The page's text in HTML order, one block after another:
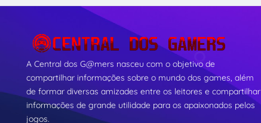
A Central dos G@mers nasceu com o objetivo de
compartilhar informações sobre o mundo dos games, além
de formar diversas amizades entre os leitores e compartilhar
informações de grande utilidade para os apaixonados pelos
jogos.